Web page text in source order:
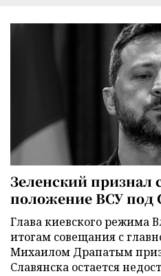
Зеленский признал
положение ВСУ под
Глава киевского режима
итогам совещания с
Михаилом Драпатым
Славянска остается